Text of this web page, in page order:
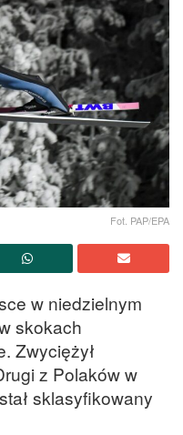
Fot. PAP/EPA
w niedzielnym
skokach
Zwyciężył
z Polaków w
sklasyfikowany